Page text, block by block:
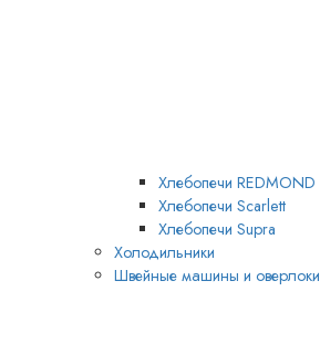
Хлебопечи REDMOND
Хлебопечи Scarlett
Хлебопечи Supra
Холодильники
Швейные машины и оверлоки